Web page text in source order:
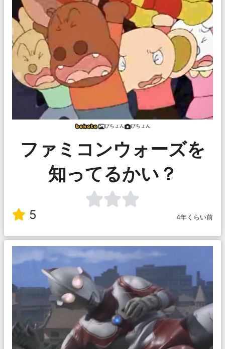
ぴちょん ぴちょん
ファミコンウォーズを
知ってるかい？
5 4年くらい前